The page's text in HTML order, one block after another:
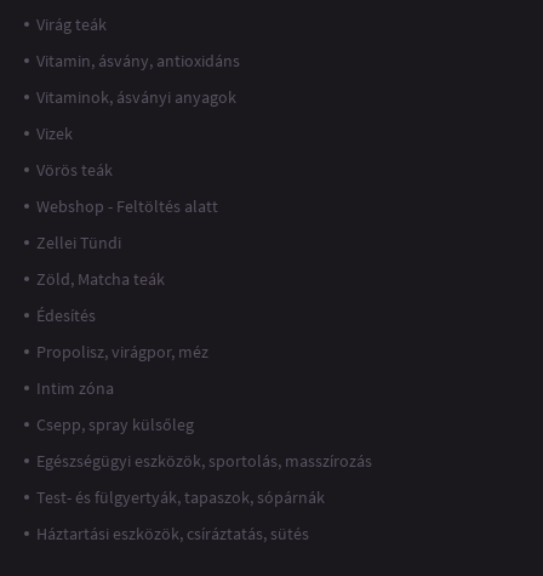
Virág teák
Vitamin, ásvány, antioxidáns
Vitaminok, ásványi anyagok
Vizek
Vörös teák
Webshop - Feltöltés alatt
Zellei Tündi
Zöld, Matcha teák
Édesítés
Propolisz, virágpor, méz
Intim zóna
Csepp, spray külsőleg
Egészségügyi eszközök, sportolás, masszírozás
Test- és fülgyertyák, tapaszok, sópárnák
Háztartási eszközök, csíráztatás, sütés